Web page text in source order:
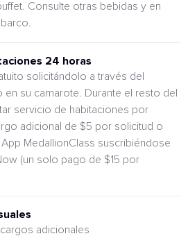
Consulte otras bebidas y en
24 horas
solicitándolo a través del
su camarote. Durante el resto del
servicio de habitaciones por
adicional de $5 por solicitud o
MedallionClass suscribiéndose
(un solo pago de $15 por
adicionales